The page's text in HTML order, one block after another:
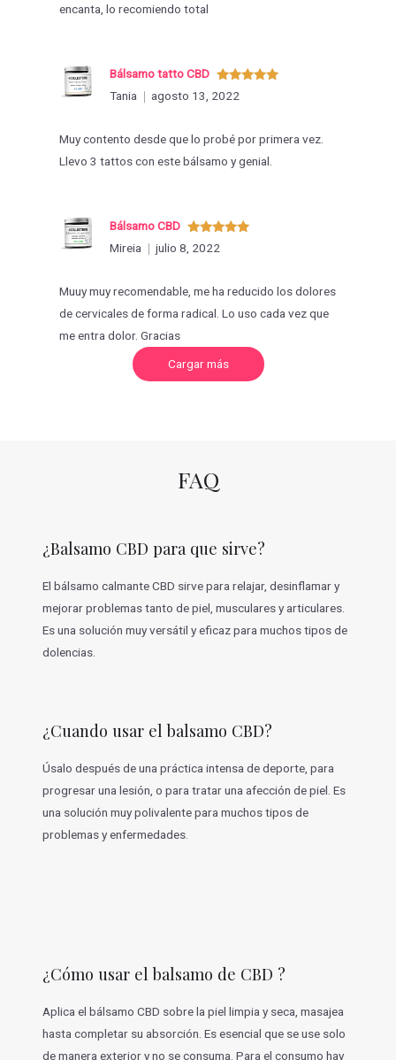
encanta, lo recomiendo total
Valorado
con
Bálsamo tatto CBD
Tania
agosto 13, 2022
Muy contento desde que lo probé por primera vez.
Llevo 3 tattos con este bálsamo y genial.
Valorado
con5de 5
Bálsamo CBD
Mireia
julio 8, 2022
Muuy muy recomendable, me ha reducido los dolores
de cervicales de forma radical. Lo uso cada vez que
me entra dolor. Gracias
Cargar másC
r
i
o
e
s
FAQ
¿Balsamo CBD para que sirve?
El bálsamo calmante CBD sirve para relajar, desinflamar y
mejorar problemas tanto de piel, musculares y articulares.
Es una solución muy versátil y eficaz para muchos tipos de
dolencias.
¿Cuando usar el balsamo CBD?
Úsalo después de una práctica intensa de deporte, para
progresar una lesión, o para tratar una afección de piel. Es
una solución muy polivalente para muchos tipos de
problemas y enfermedades.
¿Cómo usar el balsamo de CBD ?
Aplica el bálsamo CBD sobre la piel limpia y seca, masajea
hasta completar su absorción. Es esencial que se use solo
de manera exterior y no se consuma. Para el consumo hay